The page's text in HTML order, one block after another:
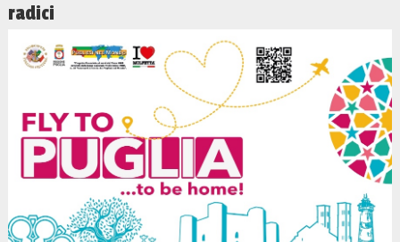
radici